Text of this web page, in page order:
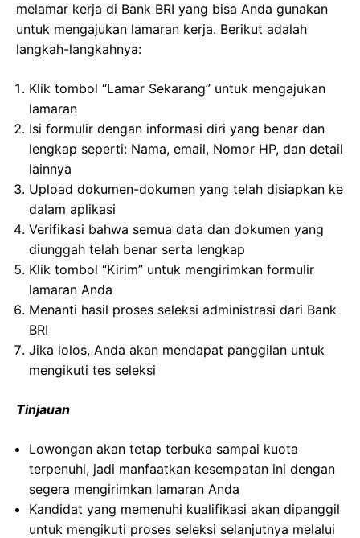
melamar kerja di Bank BRI yang bisa Anda gunakan
untuk mengajukan lamaran kerja. Berikut adalah
langkah-langkahnya:
Klik tombol “Lamar Sekarang” untuk mengajukan
lamaran
Isi formulir dengan informasi diri yang benar dan
lengkap seperti: Nama, email, Nomor HP, dan detail
lainnya
Upload dokumen-dokumen yang telah disiapkan ke
dalam aplikasi
Verifikasi bahwa semua data dan dokumen yang
diunggah telah benar serta lengkap
Klik tombol “Kirim” untuk mengirimkan formulir
lamaran Anda
Menanti hasil proses seleksi administrasi dari Bank
BRI
Jika lolos, Anda akan mendapat panggilan untuk
mengikuti tes seleksi
Tinjauan
Lowongan akan tetap terbuka sampai kuota
terpenuhi, jadi manfaatkan kesempatan ini dengan
segera mengirimkan lamaran Anda
Kandidat yang memenuhi kualifikasi akan dipanggil
untuk mengikuti proses seleksi selanjutnya melalui